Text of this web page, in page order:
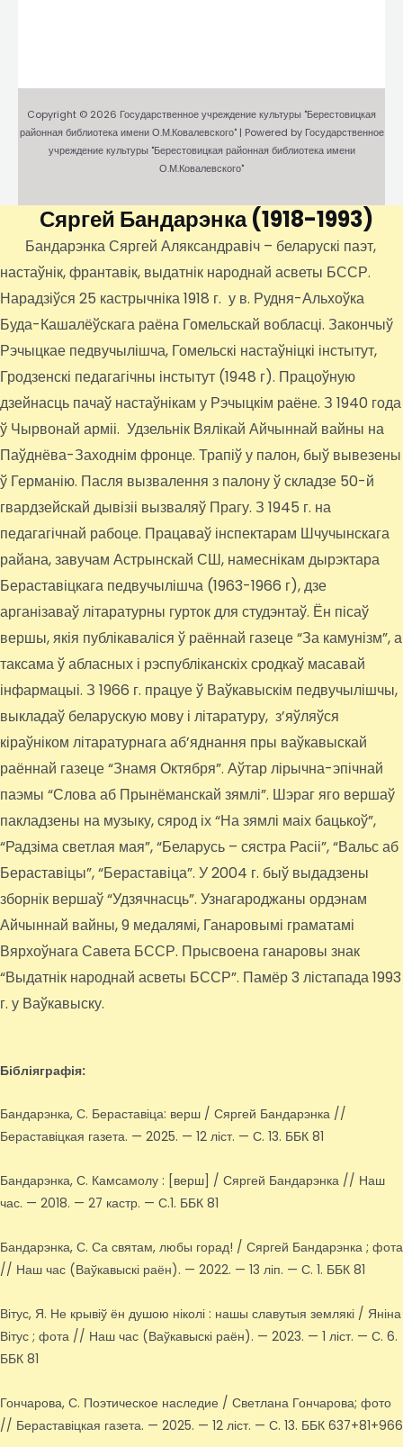
Copyright © 2026 Государственное учреждение культуры "Берестовицкая
районная библиотека имени О.М.Ковалевского" | Powered by Государственное
учреждение культуры "Берестовицкая районная библиотека имени
О.М.Ковалевского"
Сяргей Бандарэнка(1918-1993)
Бандарэнка Сяргей Аляксандравіч – беларускі паэт,
настаўнік, франтавік, выдатнік народнай асветы БССР.
Нарадзіўся 25 кастрычніка 1918 г. у в. Рудня-Альхоўка
Буда-Кашалёўскага раёна Гомельскай вобласці. Закончыў
Рэчыцкае педвучылішча, Гомельскі настаўніцкі інстытут,
Гродзенскі педагагічны інстытут (1948 г). Працоўную
дзейнасць пачаў настаўнікам у Рэчыцкім раёне. З 1940 года
ў Чырвонай арміі. Удзельнік Вялікай Айчыннай вайны на
Паўднёва-Заходнім фронце. Трапіў у палон, быў вывезены
ў Германію. Пасля вызвалення з палону ў складзе 50-й
гвардзейскай дывізіі вызваляў Прагу. З 1945 г. на
педагагічнай рабоце. Працаваў інспектарам Шчучынскага
райана, завучам Астрынскай СШ, намеснікам дырэктара
Бераставіцкага педвучылішча (1963-1966 г), дзе
арганізаваў літаратурны гурток для студэнтаў. Ён пісаў
вершы, якія публікаваліся ў раённай газеце “За камунізм”, а
таксама ў абласных і рэспубліканскіх сродкаў масавай
інфармацыі. З 1966 г. працуе ў Ваўкавыскім педвучылішчы,
выкладаў беларускую мову і літаратуру, з’яўляўся
кіраўніком літаратурнага аб’яднання пры ваўкавыскай
раённай газеце “Знамя Октября”. Аўтар лірычна-эпічнай
паэмы “Слова аб Прынёманскай зямлі”. Шэраг яго вершаў
пакладзены на музыку, сярод іх “На зямлі маіх бацькоў”,
“Радзіма светлая мая”, “Беларусь – сястра Расіі”, “Вальс аб
Бераставіцы”, “Бераставіца”. У 2004 г. быў выдадзены
зборнік вершаў “Удзячнасць”. Узнагароджаны ордэнам
Айчыннай вайны, 9 медалямі, Ганаровымі граматамі
Вярхоўнага Савета БССР. Прысвоена ганаровы знак
“Выдатнік народнай асветы БССР”. Памёр 3 лістапада 1993
г. у Ваўкавыску.
Бібліяграфія:
Бандарэнка, С. Бераставіца: верш / Сяргей Бандарэнка //
Бераставіцкая газета. — 2025. — 12 ліст. — С. 13. ББК 81
Бандарэнка, С. Камсамолу : [верш] / Сяргей Бандарэнка // Наш
час. — 2018. — 27 кастр. — С.1. ББК 81
Бандарэнка, С. Са святам, любы горад! / Сяргей Бандарэнка ; фота
// Наш час (Ваўкавыскі раён). — 2022. — 13 ліп. — С. 1. ББК 81
Вітус, Я. Не крывіў ён душою ніколі : нашы славутыя землякі / Яніна
Вітус ; фота // Наш час (Ваўкавыскі раён). — 2023. — 1 ліст. — С. 6.
ББК 81
Гончарова, С. Поэтическое наследие / Светлана Гончарова; фото
// Бераставіцкая газета. — 2025. — 12 ліст. — С. 13. ББК 637+81+966